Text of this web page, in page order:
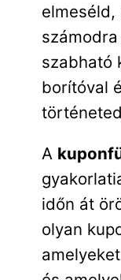
szabható
borítóval
A
időn át
olyan